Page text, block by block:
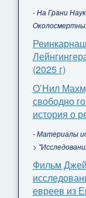
- На Грани
(2025 г)
О’Нил
свободно
история о
- Материалы
>
Фильм
евреев из